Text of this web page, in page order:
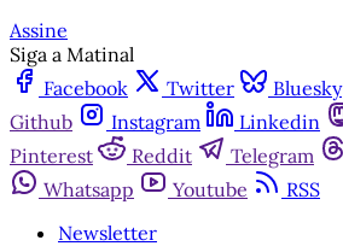
Assine
Siga a Matinal
Facebook
Twitter Bluesky
Github
Instagram Linkedin
Pinterest
Reddit Telegram
Whatsapp
Youtube
RSS
Newsletter